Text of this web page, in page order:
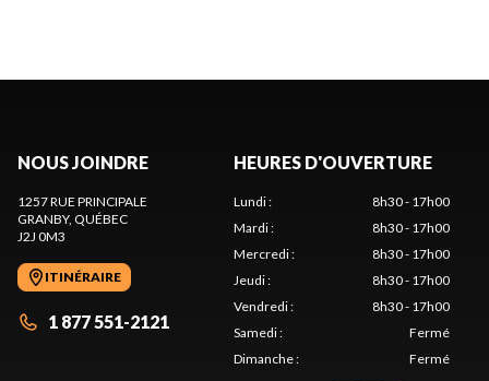
NOUS JOINDRE
1257 RUE PRINCIPALE
GRANBY, QUÉBEC
J2J 0M3
ITINÉRAIRE
1 877 551-2121
HEURES D'OUVERTURE
Lundi:
8h30 - 17h00
Mardi:
8h30 - 17h00
Mercredi:
8h30 - 17h00
Jeudi:
8h30 - 17h00
Vendredi:
8h30 - 17h00
Samedi:
Fermé
Dimanche: Fermé